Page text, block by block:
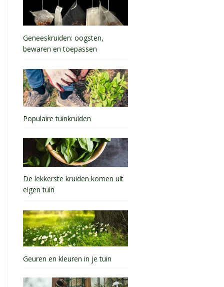
Geneeskruiden: oogsten,
bewaren en toepassen
Populaire tuinkruiden
De lekkerste kruiden komen uit
eigen tuin
Geuren en kleuren in je tuin